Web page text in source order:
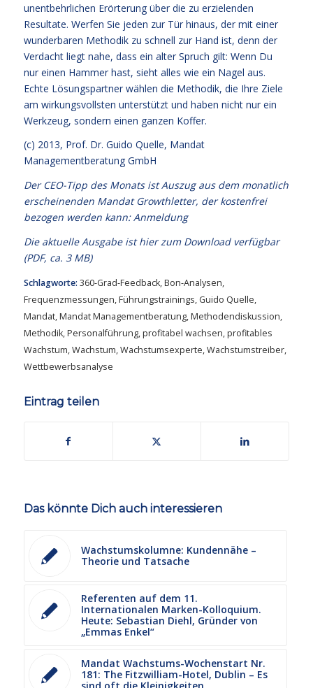
unentbehrlichen Erörterung über die zu erzielenden
Resultate. Werfen Sie jeden zur Tür hinaus, der mit einer
wunderbaren Methodik zu schnell zur Hand ist, denn der
Verdacht liegt nahe, dass ein alter Spruch gilt: Wenn Du
nur einen Hammer hast, sieht alles wie ein Nagel aus.
Echte Lösungspartner wählen die Methodik, die Ihre Ziele
am wirkungsvollsten unterstützt und haben nicht nur ein
Werkzeug, sondern einen ganzen Koffer.
(c) 2013, Prof. Dr. Guido Quelle, Mandat
Managementberatung GmbH
Der CEO-Tipp des Monats ist Auszug aus dem monatlich
erscheinenden Mandat Growthletter, der kostenfrei
bezogen werden kann:Anmeldung
Die aktuelle Ausgabe ist hier zum Download verfügbar
(PDF, ca. 3 MB)
Schlagworte: 360-Grad-Feedback,Bon-Analysen,
Frequenzmessungen,Führungstrainings, Guido Quelle,
Mandat,Mandat Managementberatung,Methodendiskussion,
Methodik,Personalführung,profitabel wachsen,profitables
Wachstum,Wachstum,Wachstumsexperte,Wachstumstreiber,
Wettbewerbsanalyse
Eintrag teilen
Das könnte Dich auch interessieren
Wachstumskolumne: Kundennähe –
Theorie und Tatsache
Referenten auf dem 11.
Internationalen Marken-Kolloquium.
Heute: Sebastian Diehl, Gründer von
„Emmas Enkel“
Mandat Wachstums-Wochenstart Nr.
181: The Fitzwilliam-Hotel, Dublin – Es